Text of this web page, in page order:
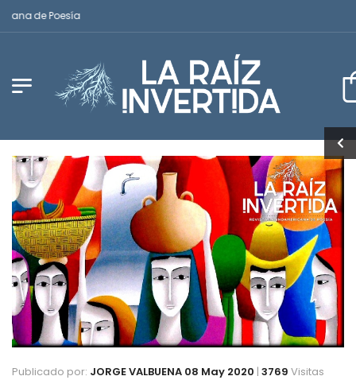
de Poesía
Publicado por: JORGE VALBUENA 08 May 2020 | 3769 Visitas